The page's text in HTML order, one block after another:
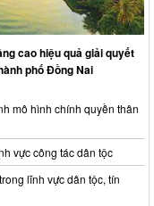
cao hiệu quả giải quyết
phố Đồng Nai
mô hình chính quyền thân
vực công tác dân tộc
lĩnh vực dân tộc, tín